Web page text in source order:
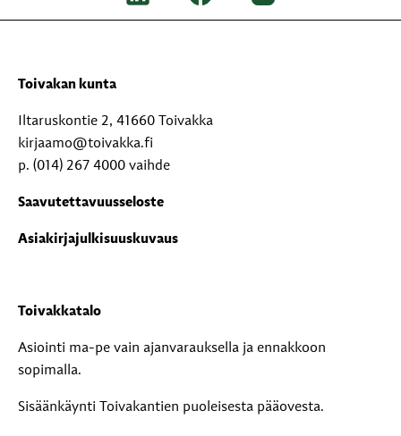
Toivakan kunta
Iltaruskontie 2, 41660 Toivakka
kirjaamo@toivakka.fi
p. (014) 267 4000 vaihde
Saavutettavuusseloste
Asiakirjajulkisuuskuvaus
Toivakkatalo
Asiointi ma-pe vain ajanvarauksella ja ennakkoon
sopimalla.
Sisäänkäynti Toivakantien puoleisesta pääovesta.